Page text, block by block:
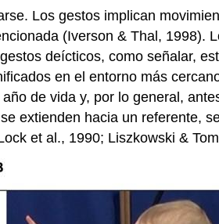
Los gestos implican
(Iverson & Thal, 1998).
deícticos, como señalar,
en el entorno más
de vida y, por lo general,
extienden hacia un referente,
et al., 1990; Liszkowski &